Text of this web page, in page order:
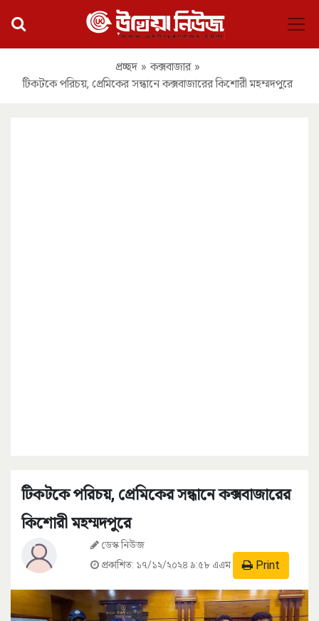
প্রচ্ছদ » কক্সবাজার »
টিকটকে পরিচয়, প্রেমিকের সন্ধানে কক্সবাজারের কিশোরী মহম্মদপুরে
টিকটকে পরিচয়, প্রেমিকের সন্ধানে কক্সবাজারের
কিশোরী মহম্মদপুরে
ডেস্ক নিউজ
প্রকাশিত: ১৭/১২/২০২৪ ৯:৫৮ এএম Print